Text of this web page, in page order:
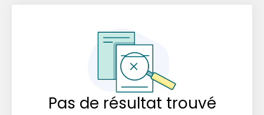
Pas de résultat trouvé